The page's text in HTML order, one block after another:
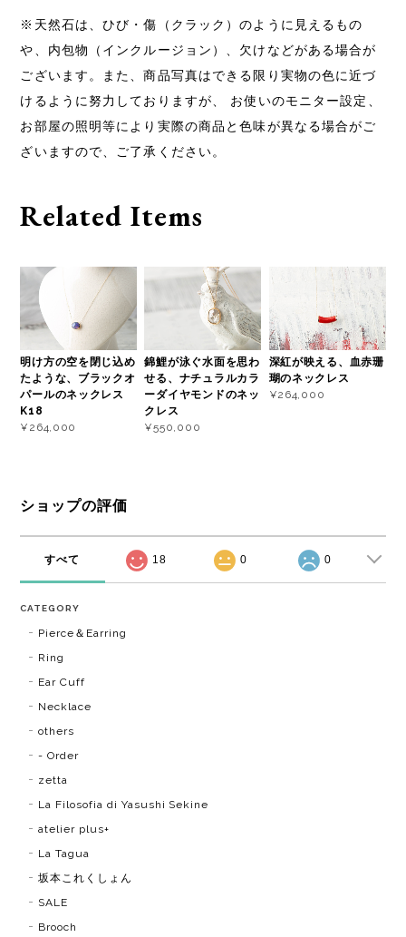
※天然石は、ひび・傷（クラック）のように見えるもの
や、内包物（インクルージョン）、欠けなどがある場合が
ございます。また、商品写真はできる限り実物の色に近づ
けるように努力しておりますが、 お使いのモニター設定、
お部屋の照明等により実際の商品と色味が異なる場合がご
ざいますので、ご了承ください。
Related Items
明け方の空を閉じ込め
たような、ブラックオ
パールのネックレス
K18
¥264,000
錦鯉が泳ぐ水面を思わ
せる、ナチュラルカラ
ーダイヤモンドのネッ
クレス
¥550,000
深紅が映える、血赤珊
瑚のネックレス
¥264,000
ショップの評価
すべて 18 0 0
CATEGORY
Pierce＆Earring
Ring
Ear Cuff
Necklace
others
- Order
zetta
La Filosofia di Yasushi Sekine
atelier plus+
La Tagua
坂本これくしょん
SALE
Brooch